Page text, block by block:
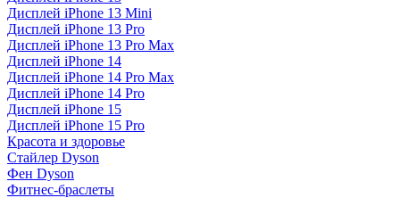
Дисплей iPhone 13 Mini
Дисплей iPhone 13 Pro
Дисплей iPhone 13 Pro Max
Дисплей iPhone 14
Дисплей iPhone 14 Pro Max
Дисплей iPhone 14 Pro
Дисплей iPhone 15
Дисплей iPhone 15 Pro
Красота и здоровье
Стайлер Dyson
Фен Dyson
Фитнес-браслеты